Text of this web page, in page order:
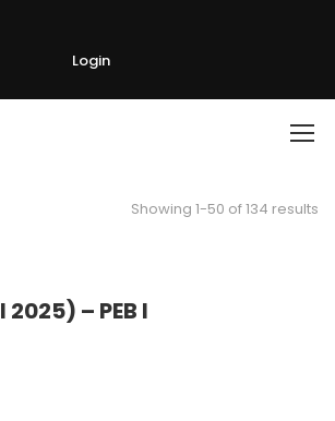
Login
Showing 1-50 of 134 results
– PEB I